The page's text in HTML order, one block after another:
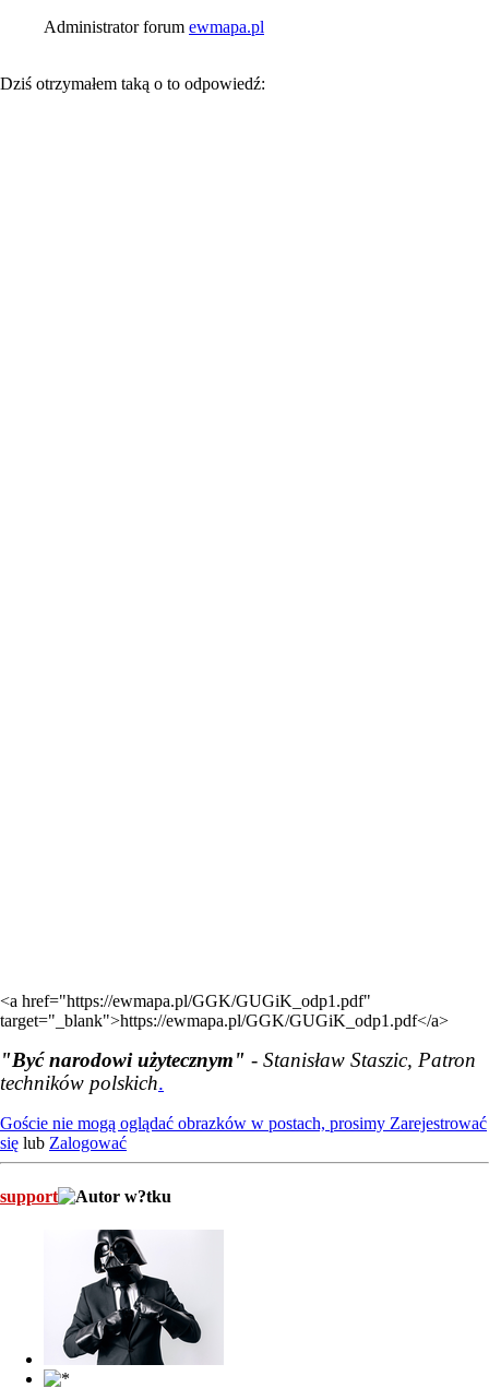
Administrator forum ewmapa.pl
Dziś otrzymałem taką o to odpowiedź:
<a href="https://ewmapa.pl/GGK/GUGiK_odp1.pdf"
target="_blank">https://ewmapa.pl/GGK/GUGiK_odp1.pdf</a>
"Być narodowi użytecznym" - Stanisław Staszic, Patron
techników polskich.
Goście nie mogą oglądać obrazków w postach, prosimy Zarejestrować
się lub Zalogować
support